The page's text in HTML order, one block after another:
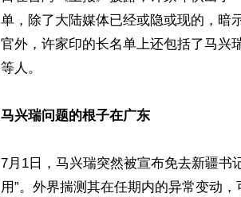
单，除了大陆媒体已经或隐或现的，暗
官外，许家印的长名单上还包括了马兴
等人。
马兴瑞问题的根子在广东
7月1日，马兴瑞突然被宣布免去新疆书
用”。外界揣测其在任期内的异常变动